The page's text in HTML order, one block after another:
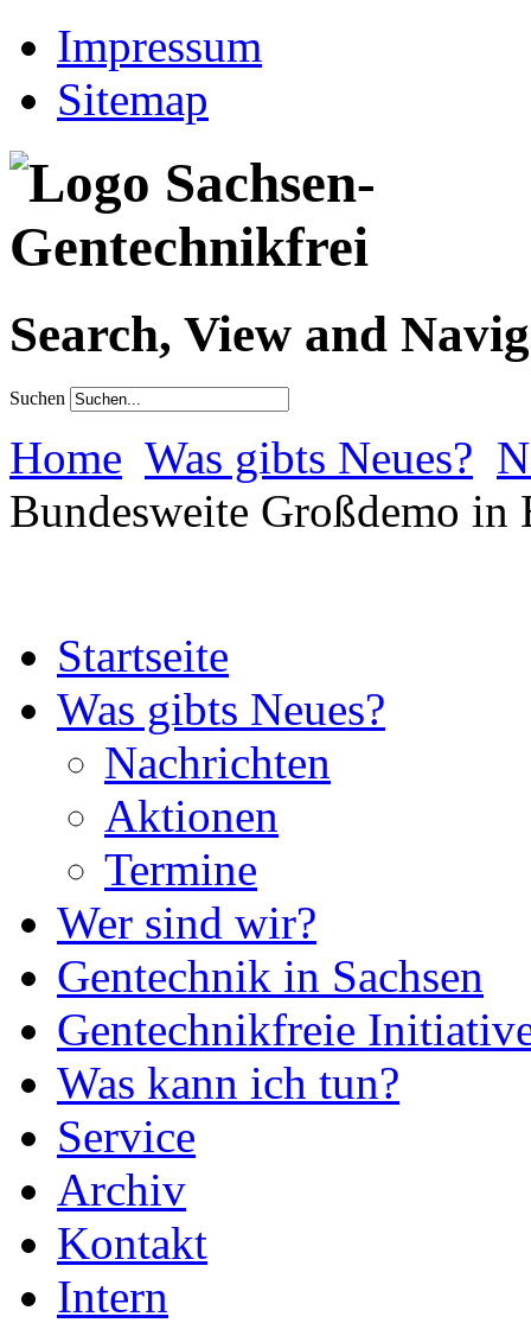
Impressum
Sitemap
Search, View and
Suchen
Home Was gibts Neues?
Bundesweite Großdemo in
Startseite
Was gibts Neues?
Nachrichten
Aktionen
Termine
Wer sind wir?
Gentechnik in Sachsen
Gentechnikfreie
Was kann ich tun?
Service
Archiv
Kontakt
Intern